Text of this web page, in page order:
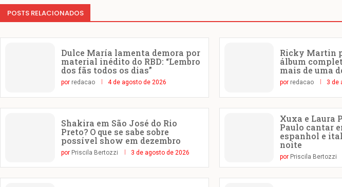
POSTS RELACIONADOS
Dulce María lamenta demora por
material inédito do RBD: “Lembro
dos fãs todos os dias”
por redacao 4 de agosto de 2026
Ricky Martin
álbum
mais de uma
por redacao 3 de
Shakira em São José do Rio
Preto? O que se sabe sobre
possível show em dezembro
por Priscila Bertozzi 3 de agosto de 2026
Xuxa e Laura
Paulo cantar
espanhol e
noite
por Priscila Bertozzi